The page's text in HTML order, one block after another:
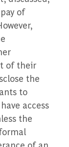
of
of their
the
to
access
the